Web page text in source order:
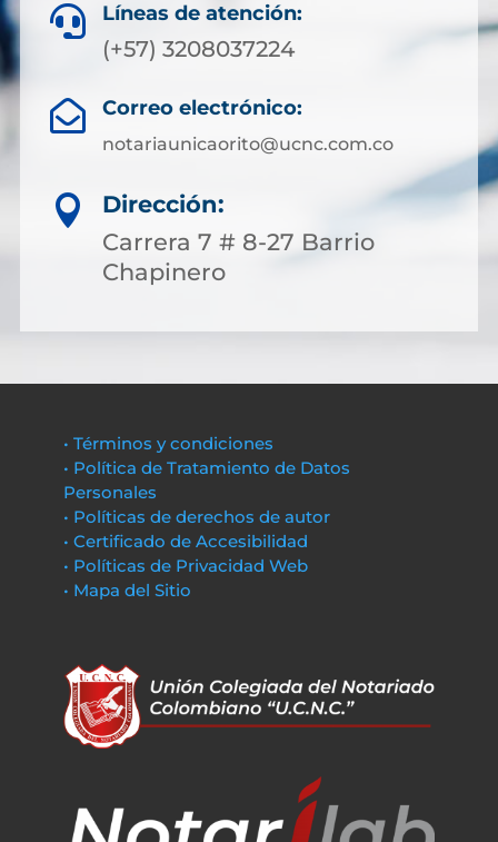
 Líneas de atención:
(+57) 3208037224
 Correo electrónico:
notariaunicaorito@ucnc.com.co

Dirección:
Carrera 7 # 8-27 Barrio
Chapinero
• Términos y condiciones
• Política de Tratamiento de Datos
Personales
• Políticas de derechos de autor
• Certificado de Accesibilidad
• Políticas de Privacidad Web
• Mapa del Sitio